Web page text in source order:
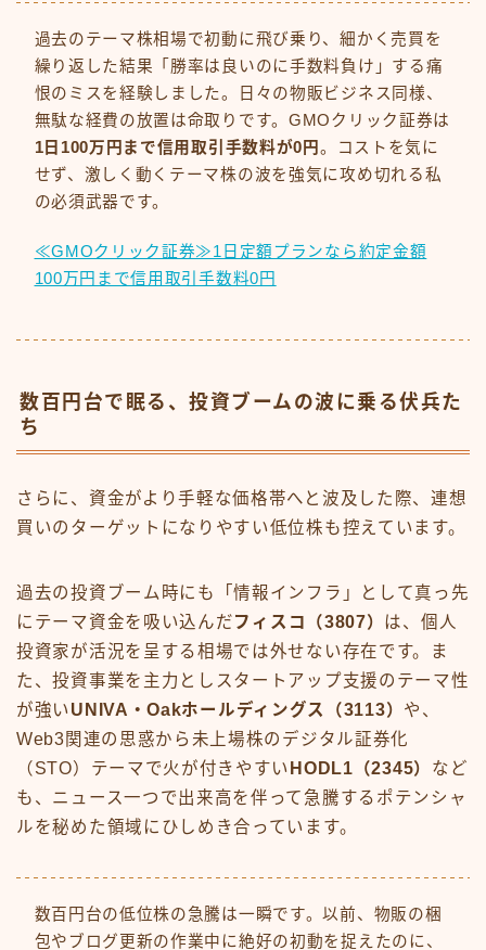
過去のテーマ株相場で初動に飛び乗り、細かく売買を
繰り返した結果「勝率は良いのに手数料負け」する痛
恨のミスを経験しました。日々の物販ビジネス同様、
無駄な経費の放置は命取りです。GMOクリック証券は
1日100万円まで信用取引手数料が0円 。コストを気に
せず、激しく動くテーマ株の波を強気に攻め切れる私
の必須武器です。
≪GMOクリック証券≫1日定額プランなら約定金額
100万円まで信用取引手数料0円
数百円台で眠る、投資ブームの波に乗る伏兵た
ち
さらに、資金がより手軽な価格帯へと波及した際、連想
買いのターゲットになりやすい低位株も控えています。
過去の投資ブーム時にも「情報インフラ」として真っ先
にテーマ資金を吸い込んだフィスコ（3807） は、個人
投資家が活況を呈する相場では外せない存在です。ま
た、投資事業を主力としスタートアップ支援のテーマ性
が強いUNIVA・Oakホールディングス（3113） や、
Web3関連の思惑から未上場株のデジタル証券化
（STO）テーマで火が付きやすい HODL1（2345） など
も、ニュース一つで出来高を伴って急騰するポテンシャ
ルを秘めた領域にひしめき合っています。
数百円台の低位株の急騰は一瞬です。以前、物販の梱
包やブログ更新の作業中に絶好の初動を捉えたのに、